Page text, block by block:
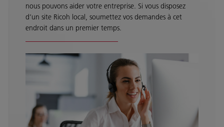
nous pouvons aider votre entreprise. Si vous disposez
d’un site Ricoh local, soumettez vos demandes à cet
endroit dans un premier temps.